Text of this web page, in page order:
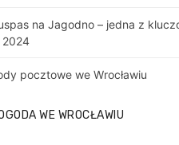
na Jagodno – jedna z
2024
pocztowe we Wrocławiu
WE WROCŁAWIU